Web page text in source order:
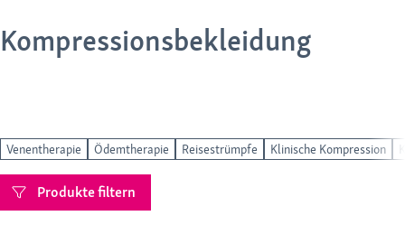
Kompressionsbekleidung
Venentherapie Ödemtherapie Reisestrümpfe Klinische Kompression
Produkte filtern